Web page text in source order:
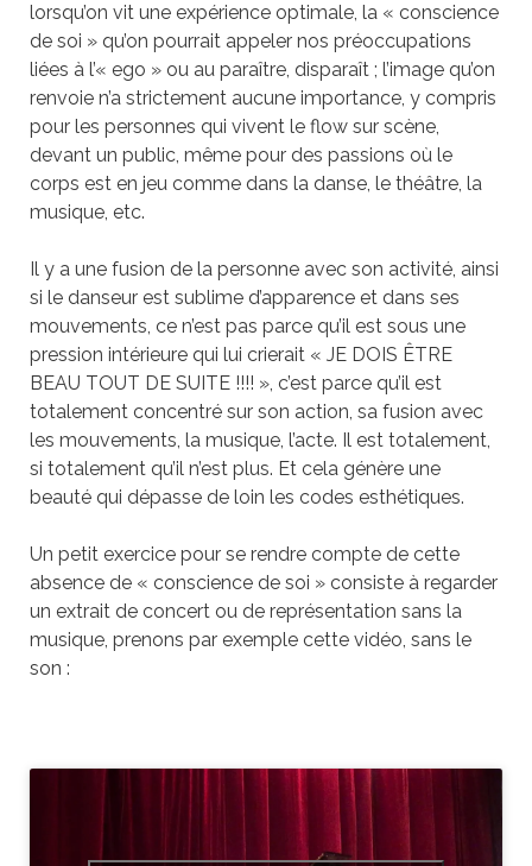
lorsqu’on vit une expérience optimale, la « conscience
de soi » qu’on pourrait appeler nos préoccupations
liées à l’« ego » ou au paraître, disparaît ; l’image qu’on
renvoie n’a strictement aucune importance, y compris
pour les personnes qui vivent le flow sur scène,
devant un public, même pour des passions où le
corps est en jeu comme dans la danse, le théâtre, la
musique, etc.
Il y a une fusion de la personne avec son activité, ainsi
si le danseur est sublime d’apparence et dans ses
mouvements, ce n’est pas parce qu’il est sous une
pression intérieure qui lui crierait « JE DOIS ÊTRE
BEAU TOUT DE SUITE !!!! », c’est parce qu’il est
totalement concentré sur son action, sa fusion avec
les mouvements, la musique, l’acte. Il est totalement,
si totalement qu’il n’est plus. Et cela génère une
beauté qui dépasse de loin les codes esthétiques.
Un petit exercice pour se rendre compte de cette
absence de « conscience de soi » consiste à regarder
un extrait de concert ou de représentation sans la
musique, prenons par exemple cette vidéo, sans le
son :